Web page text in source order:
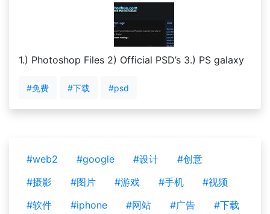
1.) Photoshop Files 2) Official PSD’s 3.) PS galaxy
#免费 #下载 #psd
#web2 #google #设计
#创意
#摄影
#图片 #游戏 #手机
#视频
#软件
#iphone #网站 #广告
#下载